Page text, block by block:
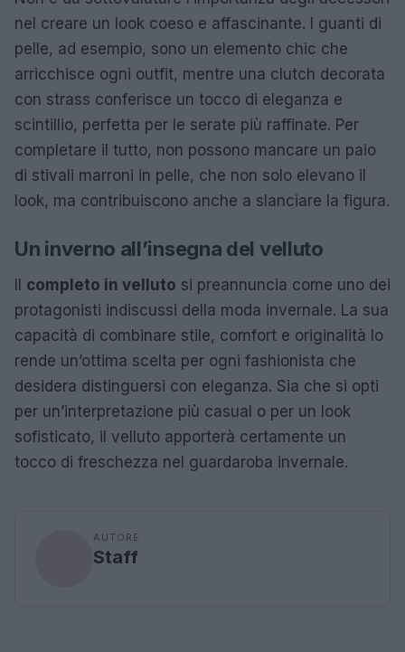
nel creare un look coeso e affascinante. I guanti di
pelle, ad esempio, sono un elemento chic che
arricchisce ogni outfit, mentre una clutch decorata
con strass conferisce un tocco di eleganza e
scintillio, perfetta per le serate più raffinate. Per
completare il tutto, non possono mancare un paio
di stivali marroni in pelle, che non solo elevano il
look, ma contribuiscono anche a slanciare la figura.
Un inverno all’insegna del velluto
Il completo in velluto si preannuncia come uno dei
protagonisti indiscussi della moda invernale. La sua
capacità di combinare stile, comfort e originalità lo
rende un’ottima scelta per ogni fashionista che
desidera distinguersi con eleganza. Sia che si opti
per un’interpretazione più casual o per un look
sofisticato, il velluto apporterà certamente un
tocco di freschezza nel guardaroba invernale.
AUTORE
Staff